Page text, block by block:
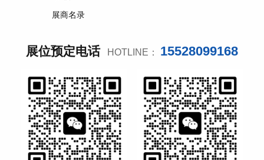
展商名录
展位预定电话 HOTLINE： 15528099168